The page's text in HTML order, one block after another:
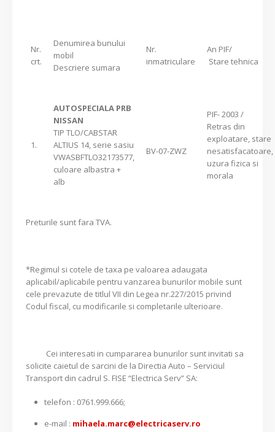
Nr.
crt.
Denumirea bunului
mobil
Descriere sumara
Nr.
inmatriculare
An PIF/
Stare tehnica
1.
AUTOSPECIALA PRB
NISSAN
TIP TLO/CABSTAR
ALTIUS 14, serie sasiu
VWASBFTLO32173577,
culoare albastra +
alb
BV-07-ZWZ
PIF- 2003 /
Retras din
exploatare, stare
nesatisfacatoare,
uzura fizica si
morala
Preturile sunt fara TVA.
*Regimul si cotele de taxa pe valoarea adaugata
aplicabil/aplicabile pentru vanzarea bunurilor mobile sunt
cele prevazute de titlul VII din Legea nr.227/2015 privind
Codul fiscal, cu modificarile si completarile ulterioare.
Cei interesati in cumpararea bunurilor sunt invitati sa
solicite caietul de sarcini de la Directia Auto – Serviciul
Transport din cadrul S. FISE “Electrica Serv” SA:
telefon : 0761.999.666;
e-mail : mihaela.marc@electricaserv.ro